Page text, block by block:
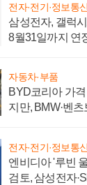
전자·전기·정보통신
삼성전자, 갤럭
8월31일까지 연
자동차·부품
BYD코리아 가
지만, BMW·벤
전자·전기·정보통신
엔비디아 '루빈
검토, 삼성전자